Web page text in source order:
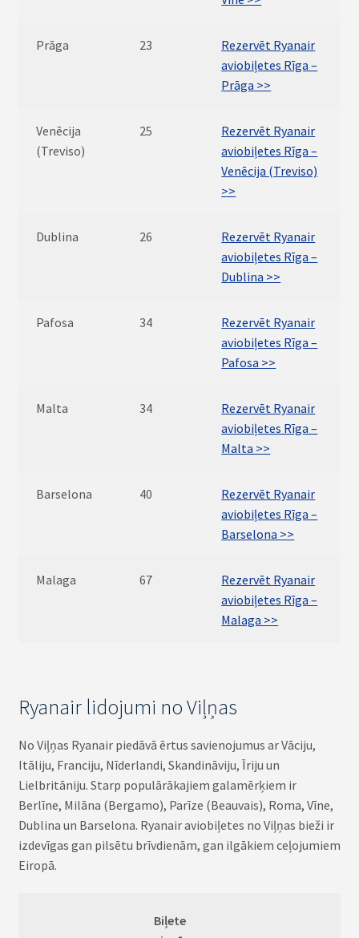
Prāga 23
Rezervēt Ryanair
aviobiļetes Rīga –
Prāga >>
Venēcija
(Treviso)
25
Rezervēt Ryanair
aviobiļetes Rīga –
Venēcija (Treviso)
>>
Dublina 26
Rezervēt Ryanair
aviobiļetes Rīga –
Dublina >>
Pafosa 34
Rezervēt Ryanair
aviobiļetes Rīga –
Pafosa >>
Malta 34
Rezervēt Ryanair
aviobiļetes Rīga –
Malta >>
Barselona 40
Rezervēt Ryanair
aviobiļetes Rīga –
Barselona >>
Malaga 67
Rezervēt Ryanair
aviobiļetes Rīga –
Malaga >>
Ryanair lidojumi no Viļņas
No Viļņas Ryanair piedāvā ērtus savienojumus ar Vāciju,
Itāliju, Franciju, Nīderlandi, Skandināviju, Īriju un
Lielbritāniju. Starp populārākajiem galamērķiem ir
Berlīne, Milāna (Bergamo), Parīze (Beauvais), Roma, Vīne,
Dublina un Barselona. Ryanair aviobiļetes no Viļņas bieži ir
izdevīgas gan pilsētu brīvdienām, gan ilgākiem ceļojumiem
Eiropā.
Biļete